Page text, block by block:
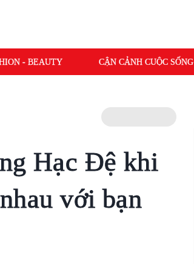
- BEAUTY CẬN CẢNH CUỘC SỐNG
Hạc Đệ khi
với bạn